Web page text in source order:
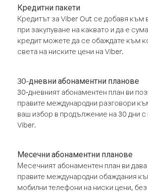
Кредитни пакети
Кредитът за Viber Out се добавя към
при закупуване на каквато и да е
кредит можете да се обаждате към
света на ниските цени на Viber.
30-дневни абонаментни планове
30-дневният абонаментен план ви
правите международни разговори
ваш избор в продължение на 30 дни с
Viber.
Месечни абонаментни планове
Месечният абонаментен план ви
правите международни обаждания
мобилни телефони на ниски цени, без